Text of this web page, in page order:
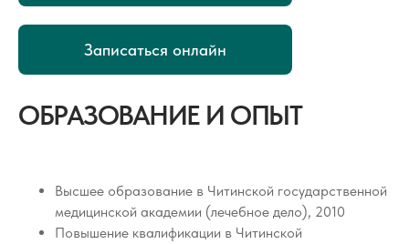
Записаться онлайн
ОБРАЗОВАНИЕ И ОПЫТ
Высшее образование в Читинской государственной
медицинской академии (лечебное дело), 2010
Повышение квалификации в Читинской